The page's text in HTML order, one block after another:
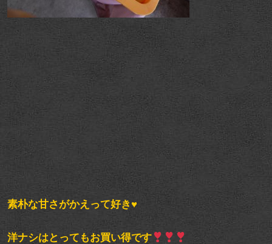
素朴な甘さがかえって好き♥
洋ナシはとってもお買い得です